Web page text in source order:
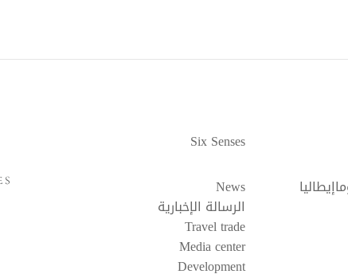
Six Senses
News
الرسالة الإخبارية
Travel trade
Media center
Development